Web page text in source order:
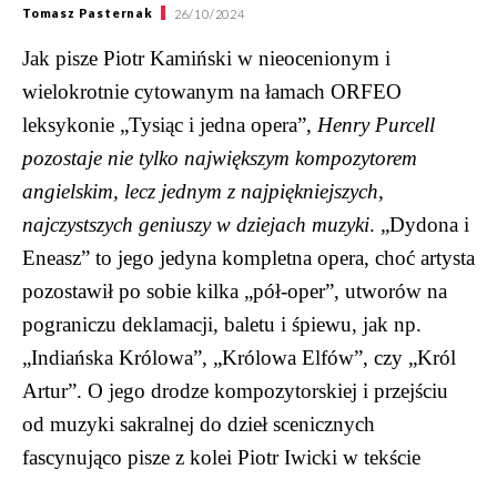
Tomasz Pasternak 26/10/2024
Jak pisze Piotr Kamiński w nieocenionym i
wielokrotnie cytowanym na łamach ORFEO
leksykonie „Tysiąc i jedna opera”, Henry Purcell
pozostaje nie tylko największym kompozytorem
angielskim, lecz jednym z najpiękniejszych,
najczystszych geniuszy w dziejach muzyki. „Dydona i
Eneasz” to jego jedyna kompletna opera, choć artysta
pozostawił po sobie kilka „pół-oper”, utworów na
pograniczu deklamacji, baletu i śpiewu, jak np.
„Indiańska Królowa”, „Królowa Elfów”, czy „Król
Artur”. O jego drodze kompozytorskiej i przejściu
od muzyki sakralnej do dzieł scenicznych
fascynująco pisze z kolei Piotr Iwicki w tekście